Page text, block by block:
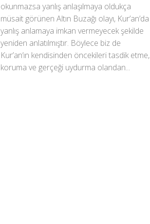
okunmazsa yanlış anlaşılmaya oldukça
müsait görünen Altın Buzağı olayı, Kur’an’da
yanlış anlamaya imkan vermeyecek şekilde
yeniden anlatılmıştır. Böylece biz de
Kur’an’ın kendisinden öncekileri tasdik etme,
koruma ve gerçeği uydurma olandan...